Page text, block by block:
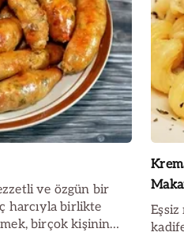
ve özgün bir
harcıyla birlikte
birçok kişinin